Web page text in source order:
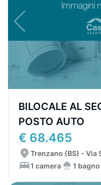
BILOCALE AL
POSTO AUTO
€ 68.465
Trenzano (BS) - Via
1 camera
1 bagno